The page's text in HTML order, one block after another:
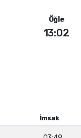
Öğle
13:02
İmsak